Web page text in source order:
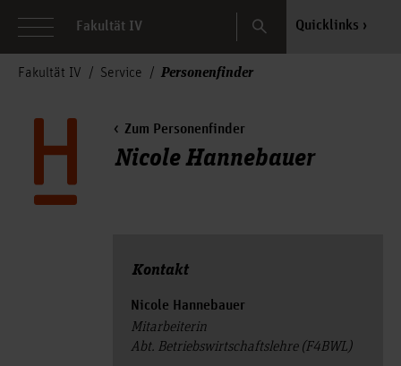
Fakultät IV Search Quicklinks
Fakultät IV Service Personenfinder
Zum Personenfinder
Nicole Hannebauer
Kontakt
Nicole Hannebauer
Mitarbeiterin
Abt. Betriebswirtschaftslehre (F4BWL)